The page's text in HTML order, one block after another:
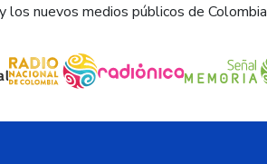
los nuevos medios públicos de Colombia